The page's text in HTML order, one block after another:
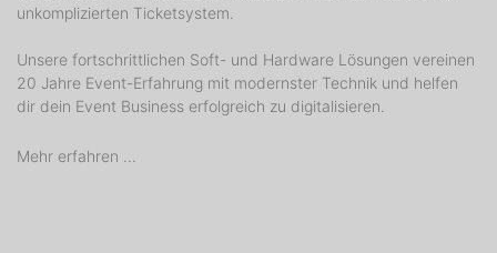
unkomplizierten Ticketsystem.
Unsere fortschrittlichen Soft- und Hardware Lösungen vereinen
20 Jahre Event-Erfahrung mit modernster Technik und helfen
dir dein Event Business erfolgreich zu digitalisieren.
Mehr erfahren ...